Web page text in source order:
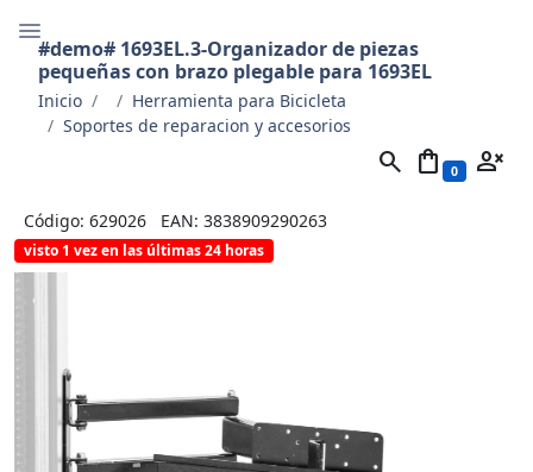
#demo# 1693EL.3-Organizador de piezas
pequeñas con brazo plegable para 1693EL
Inicio
Herramienta para Bicicleta
Soportes de reparacion y accesorios
search shopping_bag 0 person_cancel
Código: 629026 EAN: 3838909290263
visto 1 vez en las últimas 24 horas